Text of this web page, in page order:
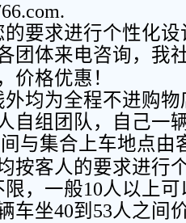
要求进行个性化
团体来电咨询，我
价格优惠！
均为全程不进购
自组团队，自己一
与集合上车地点由
按客人的要求进行
限，一般10人以上
车坐40到 53人之间